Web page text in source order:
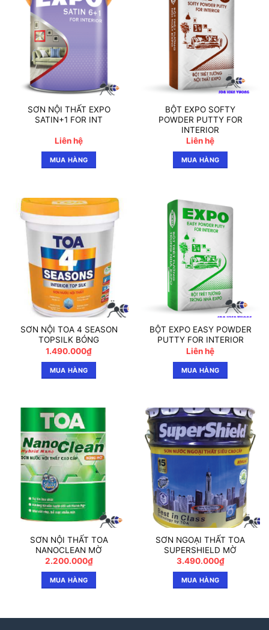
SƠN NỘI THẤT EXPO
SATIN+1 FOR INT
Liên hệ
MUA HÀNG
BỘT EXPO SOFTY
POWDER PUTTY FOR
INTERIOR
Liên hệ
MUA HÀNG
SƠN NỘI TOA 4 SEASON
TOPSILK BÓNG
1.490.000₫
MUA HÀNG
BỘT EXPO EASY POWDER
PUTTY FOR INTERIOR
Liên hệ
MUA HÀNG
SƠN NỘI THẤT TOA
NANOCLEAN MỜ
2.200.000₫
MUA HÀNG
SƠN NGOẠI THẤT TOA
SUPERSHIELD MỜ
3.490.000₫
MUA HÀNG